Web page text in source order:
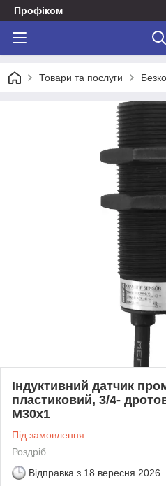
Профіком
Товари та послуги
Індуктивний датчик
пластиковий, 3/4-
М30х1
Під замовлення
Роздріб
Відправка з 18 вересня 2026